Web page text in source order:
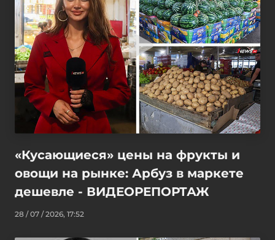
«Кусающиеся» цены на фрукты и
овощи на рынке: Арбуз в маркете
дешевле - ВИДЕОРЕПОРТАЖ
28 / 07 / 2026, 17:52